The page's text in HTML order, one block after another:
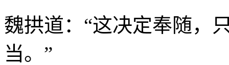
魏拱道：“这决定奉随，
当。”